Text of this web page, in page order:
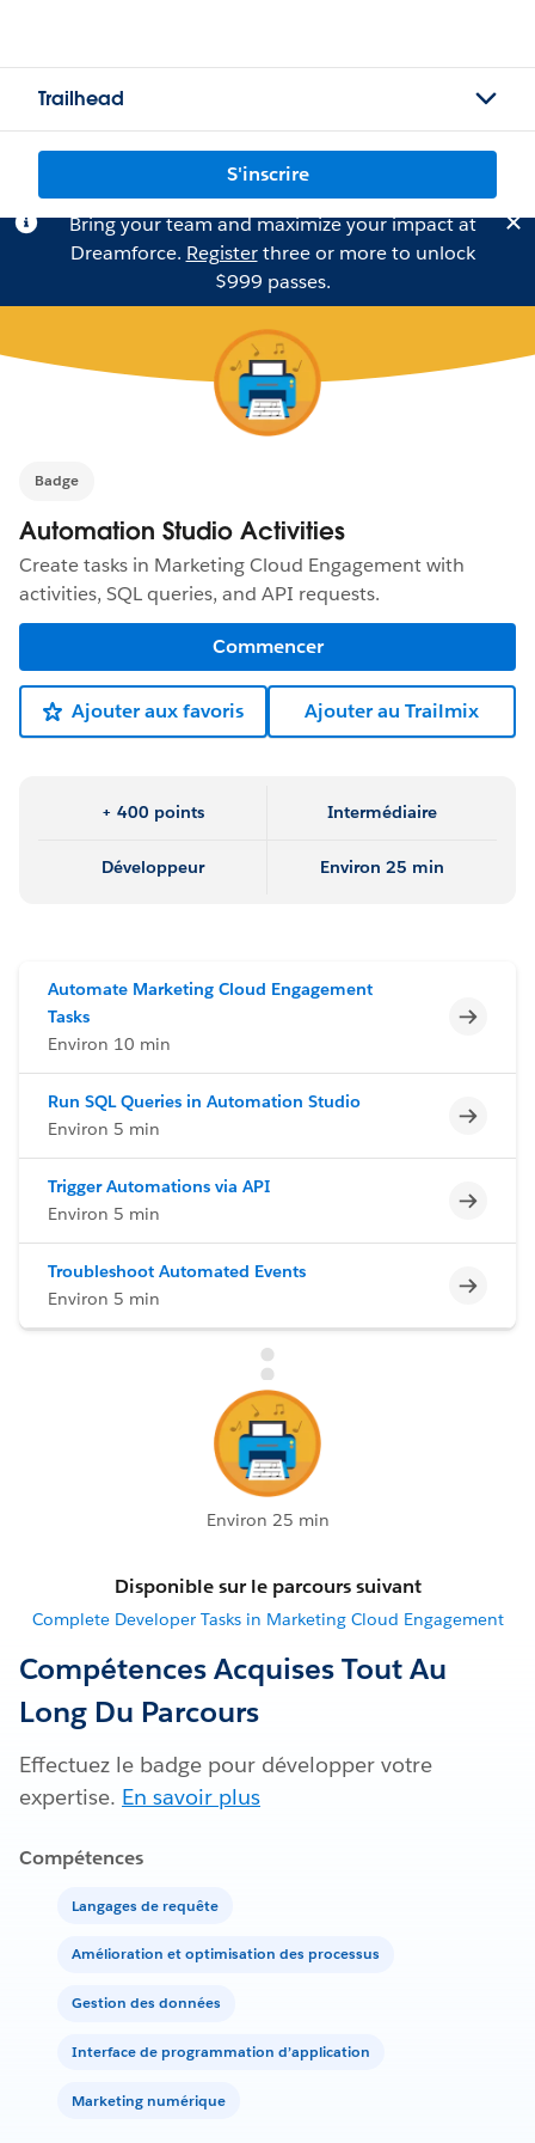
Trailhead
S'inscrire
Bring your team and maximize your impact at
Dreamforce. Registerthree or more to unlock
$999 passes.
Badge
Automation Studio Activities
Create tasks in Marketing Cloud Engagement with
activities, SQL queries, and API requests.
Commencer
Ajouter aux favoris Ajouter au Trailmix
+ 400 points Intermédiaire
Développeur Environ 25 min
Automate Marketing Cloud Engagement
Tasks
Environ 10 min
Run SQL Queries in Automation Studio
Environ 5 min
Trigger Automations via API
Environ 5 min
Troubleshoot Automated Events
Environ 5 min
Environ 25 min
Disponible sur le parcours suivant
Complete Developer Tasks in Marketing Cloud Engagement
Compétences Acquises Tout Au
Long Du Parcours
Effectuez le badge pour développer votre
expertise. En savoir plus
Compétences
Langages de requête
Amélioration et optimisation des processus
Gestion des données
Interface de programmation d’application
Marketing numérique